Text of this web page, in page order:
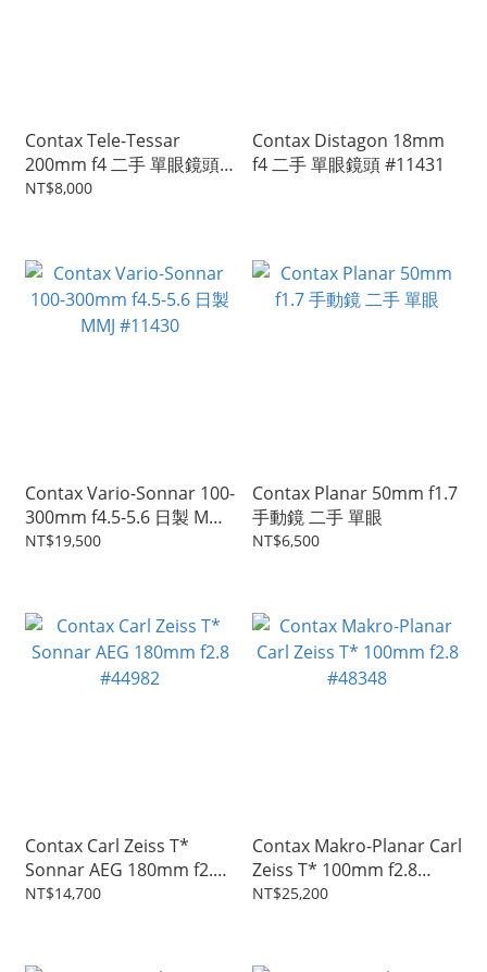
Contax Tele-Tessar
200mm f4 二手 單眼鏡頭
#11432
NT$8,000
Contax Distagon 18mm
f4 二手 單眼鏡頭 #11431
Contax Vario-Sonnar 100-
300mm f4.5-5.6 日製 MMJ
#11430
NT$19,500
Contax Planar 50mm f1.7
手動鏡 二手 單眼
NT$6,500
Contax Carl Zeiss T*
Sonnar AEG 180mm f2.8
#44982
NT$14,700
Contax Makro-Planar Carl
Zeiss T* 100mm f2.8
#48348
NT$25,200